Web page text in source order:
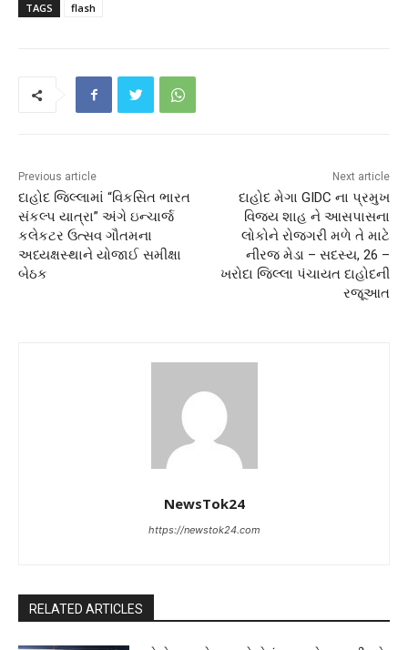
TAGS flash
Previous article
દાહોદ જિલ્લામાં “વિકસિત ભારત
સંકલ્પ યાત્રા” અંગે ઇન્ચાર્જ
કલેકટર ઉત્સવ ગૌતમના
અધ્યક્ષસ્થાને યોજાઈ સમીક્ષા
બેઠક
Next article
દાહોદ મેગા GIDC ના પ્રમુખ
વિજય શાહ ને આસપાસના
લોકોને રોજગરી મળે તે માટે
નીરજ મેડા – સદસ્ય, 26 –
ખરોદા જિલ્લા પંચાયત દાહોદની
રજૂઆત
NewsTok24
https://newstok24.com
RELATED ARTICLES